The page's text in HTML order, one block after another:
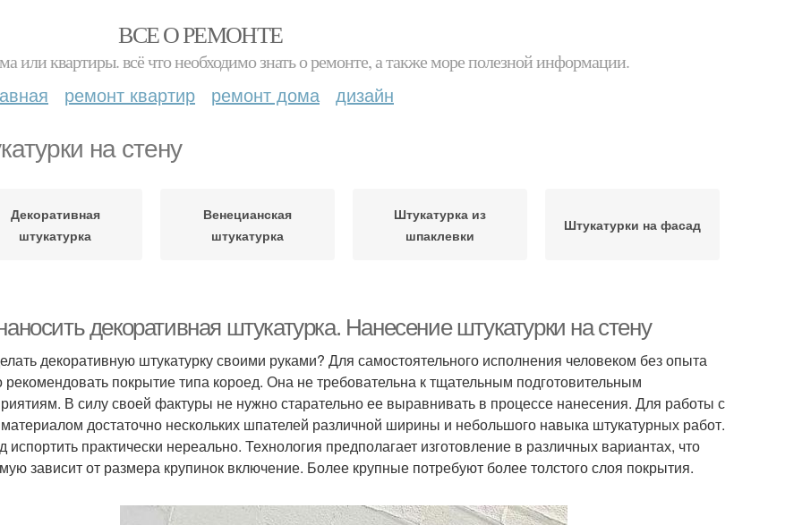
ВСЕ О РЕМОНТЕ
или квартиры. всё что необходимо знать о ремонте, а также море полезной информации.
ремонт квартир ремонт дома дизайн
на стену
Декоративная
штукатурка
Венецианская
штукатурка
Штукатурка из
шпаклевки
Штукатурки на фасад
декоративная штукатурка. Нанесение штукатурки на стену
декоративную штукатурку своими руками? Для самостоятельного исполнения человеком без опыта
покрытие типа короед. Она не требовательна к тщательным подготовительным
В силу своей фактуры не нужно старательно ее выравнивать в процессе нанесения. Для работы с
достаточно нескольких шпателей различной ширины и небольшого навыка штукатурных работ.
испортить практически нереально. Технология предполагает изготовление в различных вариантах, что
зависит от размера крупинок включение. Более крупные потребуют более толстого слоя покрытия.